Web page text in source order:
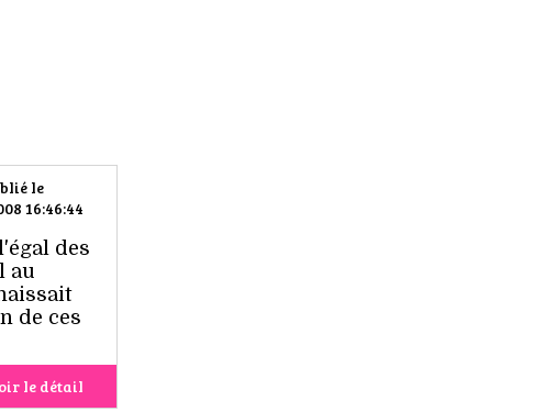
le
16:46:44
des
au
de ces
le détail